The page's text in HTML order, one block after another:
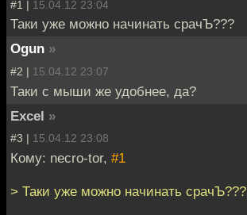
#1 | 15.04.12 23:04
Таки уже можно начинать срачЪ???
Ogun »
#2 | 15.04.12 23:07
Таки с мыши же удобнее, да?
Excel »
#3 | 15.04.12 23:08
Кому: necro-tor, #1
> Таки уже можно начинать срачЪ???